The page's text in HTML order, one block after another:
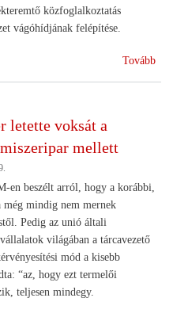
közfoglalkoztatás
vágóhídjának felépítése.
Tovább
letette voksát a
mellett
en beszélt arról, hogy a korábbi,
még mindig nem mernek
Pedig az unió általi
világában a tárcavezető
mód a kisebb
“az, hogy ezt termelői
teljesen mindegy.